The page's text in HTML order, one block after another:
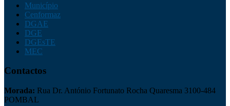
Município
Cenformaz
DGAE
DGE
DGEsTE
MEC
Contactos
Morada: Rua Dr. António Fortunato Rocha Quaresma 3100-484
POMBAL